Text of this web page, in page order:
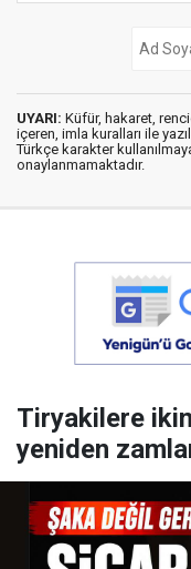
UYARI: Küfür, hakaret,
içeren, imla kuralları ile
Türkçe karakter
onaylanmamaktadır.
Tiryakilere
yeniden